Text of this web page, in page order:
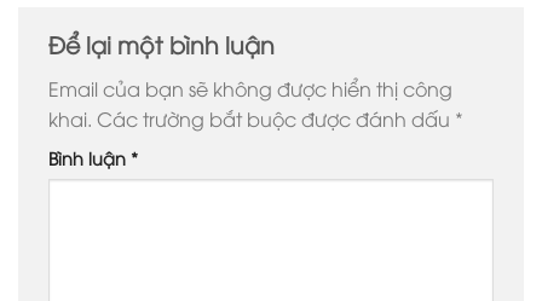
Để lại một bình luận
Email của bạn sẽ không được hiển thị công
khai. Các trường bắt buộc được đánh dấu *
Bình luận *